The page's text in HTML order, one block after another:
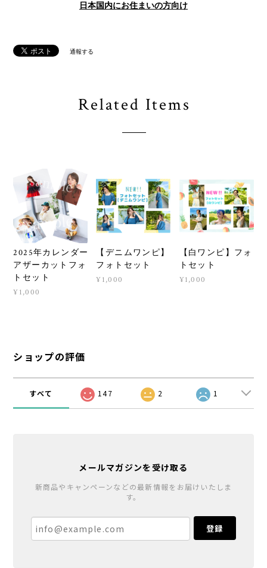
日本国内にお住まいの方向け
通報する
Related Items
2025年カレンダー
アザーカットフォ
トセット
¥1,000
【デニムワンピ】
フォトセット
¥1,000
【白ワンピ】フォ
トセット
¥1,000
ショップの評価
すべて 147 2 1
メールマガジンを受け取る
新商品やキャンペーンなどの最新情報をお届けいたしま
す。
登録